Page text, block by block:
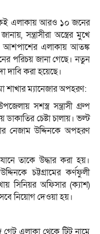
এলাকায় আরও ১০ জনের
সন্ত্রাসীরা অস্ত্রের মুখে
আশপাশের এলাকায় আতঙ্ক
পরিচয় জানা গেছে। নতুন
করা হয়েছে।
ম্যানেজার অপহরণ:
সশস্ত্র সন্ত্রাসী গ্রুপ
চেষ্টা চালায়। ভল্ট
নেজাম উদ্দিনকে অপহরণ
তাকে উদ্ধার করা হয়।
চট্টগ্রামের কর্ণফুলী
সিনিয়র অফিসার (ক্যাশ)
নিয়োগ দেওয়া হয়।